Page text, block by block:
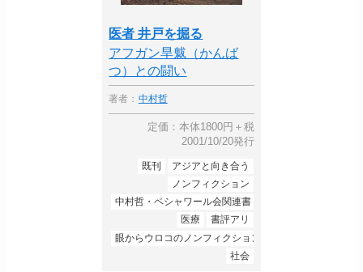
医者 井戸を掘る
アフガン旱魃（かんば
つ）との闘い
著者： 中村哲
定価：本体1800円＋税
2001/10/20発行
既刊
アジアと向き合う
ノンフィクション
中村哲・ペシャワール会関連書
医療
書評アリ
眼からウロコのノンフィクション
社会